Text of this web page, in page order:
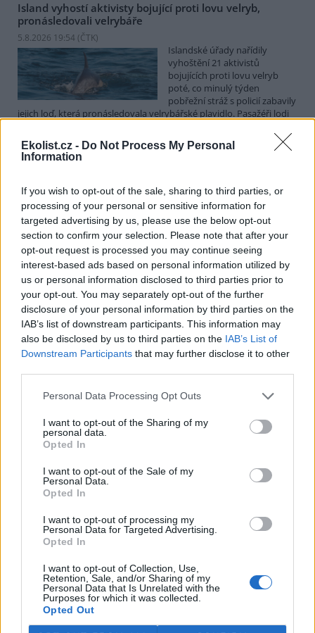
Ekolist.cz - Do Not Process My Personal
Information
If you wish to opt-out of the sale, sharing to third parties, or
processing of your personal or sensitive information for
targeted advertising by us, please use the below opt-out
section to confirm your selection. Please note that after your
opt-out request is processed you may continue seeing
interest-based ads based on personal information utilized by
us or personal information disclosed to third parties prior to
your opt-out. You may separately opt-out of the further
disclosure of your personal information by third parties on the
IAB’s list of downstream participants. This information may
also be disclosed by us to third parties on the IAB’s List of
Downstream Participants that may further disclose it to other
Personal Data Processing Opt Outs
I want to opt-out of the Sharing of my
personal data.
Opted In
I want to opt-out of the Sale of my
Personal Data.
Opted In
I want to opt-out of processing my
Personal Data for Targeted Advertising.
Opted In
I want to opt-out of Collection, Use,
Retention, Sale, and/or Sharing of my
Personal Data that Is Unrelated with the
Purposes for which it was collected.
Opted Out
Island vyhostí aktivisty bojující proti lovu velryb,
pronásledovali velrybáře
5.8.2026 19:54 (ČTK)
Islandské úřady nařídily
vyhoštění 21 aktivistů
bojujících proti lovu velryb
poté, co minulý týden
pobřežní stráž s policií zabavily
jejich loď, která pronásledovala velrybářské plavidlo. Pasažéři lodi
Watsona jsou od té doby zadržováni v Reykjavíku. Sám Watson na
palubě nebyl. Píše o tom agentura AFP s odvoláním na islandskou
policii.
Záchranná stanice v Praze přijímá kvůli vedrům více
volně žijících zvířat
5.8.2026 17:40 | PRAHA (ČTK)
Kvůli vysokým letním
teplotám pracovníci pražské
záchranné stanice pro volně
žijící živočichy přijímají více
zvířat, nejčastěji
dehydratovaná a vysílená mláďata ptáků nebo veverek. ČTK to
sdělila mluvčí stanice Petra Fišerová. Během současné vlny veder
stanice denně ošetří desítky živočichů, při první letošní vlně horka
jich za jeden týden přijali rekordních 578.
nejvíce v historii firmy
5.8.2026 15:42 (
)
Diskuse: 1
hektarech vodní plochy, chybí
více než třetina vody. Oproti
metrů krychlových vody méně. Každý týden se kvůli extrémně
vysokým teplotám a nedostatku srážek odpaří další 2,5 procenta.
Kvůli suchu začali rybáři s výlovy některých rybníků předčasně,
Třeboň Vladimír Kukačka.
Hladina Dunaje je na rekordním minimu; lodě uvázly,
rybáři jsou bez práce